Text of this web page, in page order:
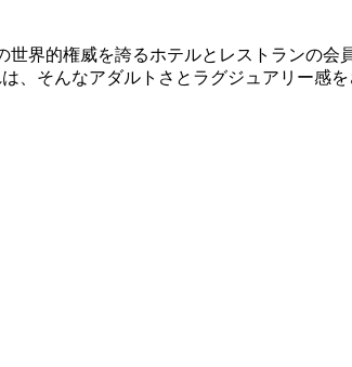
界的権威を誇るホテルとレストランの会
そんなアダルトさとラグジュアリー感を